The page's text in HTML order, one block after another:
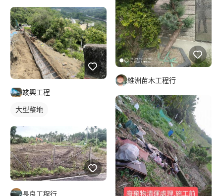
竣興工程
大型整地
長良工程行
維洲苗木工程行